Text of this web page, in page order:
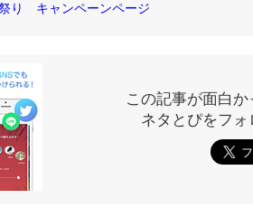
祭り キャンペーンページ
この記事が面白か
ネタとぴをフォ